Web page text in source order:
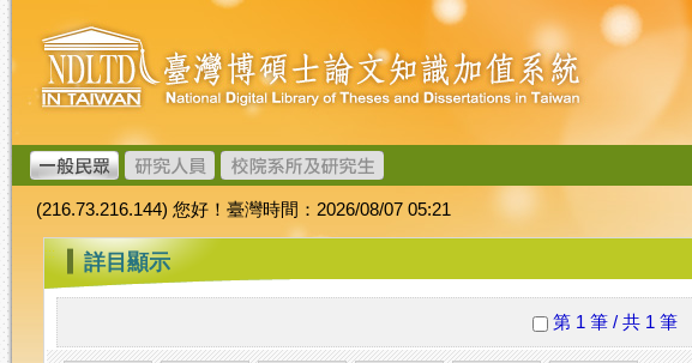
跳
到
主
要
內
容
臺
灣
博
碩
士
論
文
加
值
系
統
(216.73.216.144) 您好！臺灣時間：2026/08/07 05:21
::: 詳目顯示
第 1 筆 / 共 1 筆